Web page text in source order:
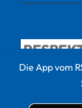
Die App vom